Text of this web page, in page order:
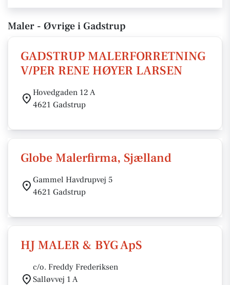
Maler - Øvrige i Gadstrup
GADSTRUP MALERFORRETNING
V/PER RENE HØYER LARSEN
Hovedgaden 12 A
4621 Gadstrup
Globe Malerfirma, Sjælland
Gammel Havdrupvej 5
4621 Gadstrup
HJ MALER & BYG ApS
c/o. Freddy Frederiksen
Salløvvej 1 A